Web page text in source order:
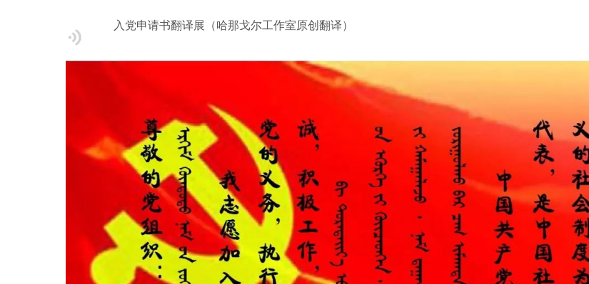
入党申请书翻译展（哈那戈尔工作室原创翻译）